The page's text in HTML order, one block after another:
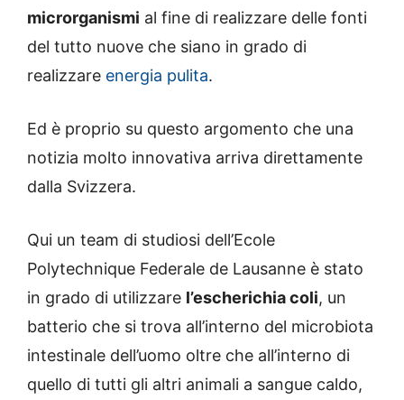
microrganismi al fine di realizzare delle fonti
del tutto nuove che siano in grado di
realizzare energia pulita.
Ed è proprio su questo argomento che una
notizia molto innovativa arriva direttamente
dalla Svizzera.
Qui un team di studiosi dell’Ecole
Polytechnique Federale de Lausanne è stato
in grado di utilizzare l’escherichia coli, un
batterio che si trova all’interno del microbiota
intestinale dell’uomo oltre che all’interno di
quello di tutti gli altri animali a sangue caldo,